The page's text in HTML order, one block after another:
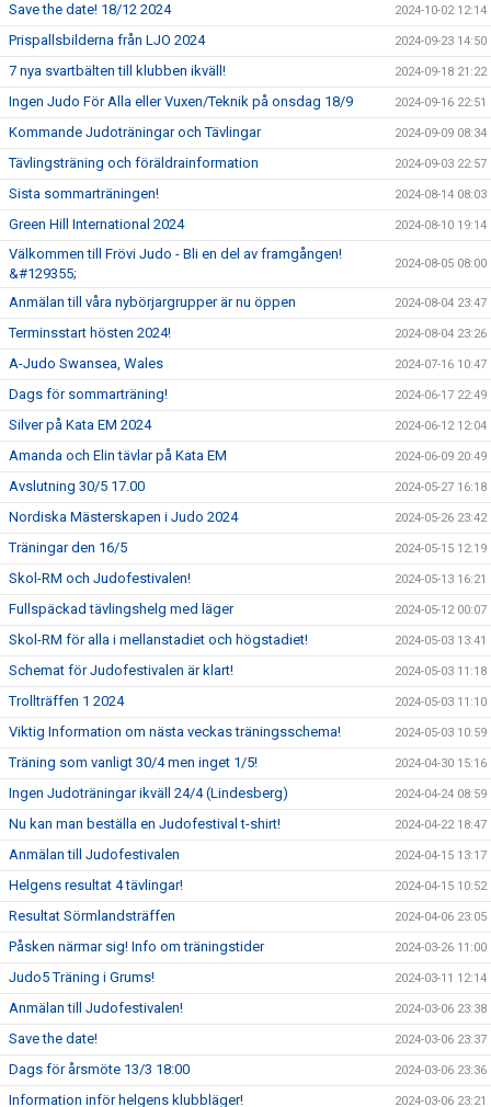
Save the date! 18/12 2024 2024-10-02 12:14
Prispallsbilderna från LJO 2024 2024-09-23 14:50
7 nya svartbälten till klubben ikväll! 2024-09-18 21:22
Ingen Judo För Alla eller Vuxen/Teknik på onsdag 18/9 2024-09-16 22:51
Kommande Judoträningar och Tävlingar 2024-09-09 08:34
Tävlingsträning och föräldrainformation 2024-09-03 22:57
Sista sommarträningen! 2024-08-14 08:03
Green Hill International 2024 2024-08-10 19:14
Välkommen till Frövi Judo - Bli en del av framgången!
&#129355;
2024-08-05 08:00
Anmälan till våra nybörjargrupper är nu öppen 2024-08-04 23:47
Terminsstart hösten 2024! 2024-08-04 23:26
A-Judo Swansea, Wales 2024-07-16 10:47
Dags för sommarträning! 2024-06-17 22:49
Silver på Kata EM 2024 2024-06-12 12:04
Amanda och Elin tävlar på Kata EM 2024-06-09 20:49
Avslutning 30/5 17.00 2024-05-27 16:18
Nordiska Mästerskapen i Judo 2024 2024-05-26 23:42
Träningar den 16/5 2024-05-15 12:19
Skol-RM och Judofestivalen! 2024-05-13 16:21
Fullspäckad tävlingshelg med läger 2024-05-12 00:07
Skol-RM för alla i mellanstadiet och högstadiet! 2024-05-03 13:41
Schemat för Judofestivalen är klart! 2024-05-03 11:18
Trollträffen 1 2024 2024-05-03 11:10
Viktig Information om nästa veckas träningsschema! 2024-05-03 10:59
Träning som vanligt 30/4 men inget 1/5! 2024-04-30 15:16
Ingen Judoträningar ikväll 24/4 (Lindesberg) 2024-04-24 08:59
Nu kan man beställa en Judofestival t-shirt! 2024-04-22 18:47
Anmälan till Judofestivalen 2024-04-15 13:17
Helgens resultat 4 tävlingar! 2024-04-15 10:52
Resultat Sörmlandsträffen 2024-04-06 23:05
Påsken närmar sig! Info om träningstider 2024-03-26 11:00
Judo5 Träning i Grums! 2024-03-11 12:14
Anmälan till Judofestivalen! 2024-03-06 23:38
Save the date! 2024-03-06 23:37
Dags för årsmöte 13/3 18:00 2024-03-06 23:36
Information inför helgens klubbläger! 2024-03-06 23:21